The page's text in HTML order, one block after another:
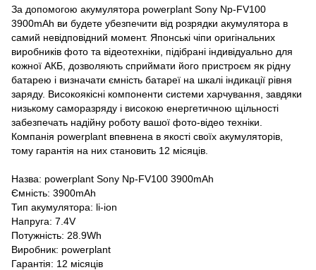
За допомогою акумулятора powerplant Sony Np-FV100
3900mAh ви будете убезпечити від розрядки акумулятора в
самий невідповідний момент. Японські чіпи оригінальних
виробників фото та відеотехніки, підібрані індивідуально для
кожної АКБ, дозволяють сприймати його пристроєм як рідну
батарею і визначати ємність батареї на шкалі індикації рівня
заряду. Високоякісні компоненти системи харчування, завдяки
низькому саморазряду і високою енергетичною щільності
забезпечать надійну роботу вашої фото-відео техніки.
Компанія powerplant впевнена в якості своїх акумуляторів,
тому гарантія на них становить 12 місяців.
Назва: powerplant Sony Np-FV100 3900mAh
Ємність: 3900mAh
Тип акумулятора: li-ion
Напруга: 7.4V
Потужність: 28.9Wh
Виробник: powerplant
Гарантія: 12 місяців